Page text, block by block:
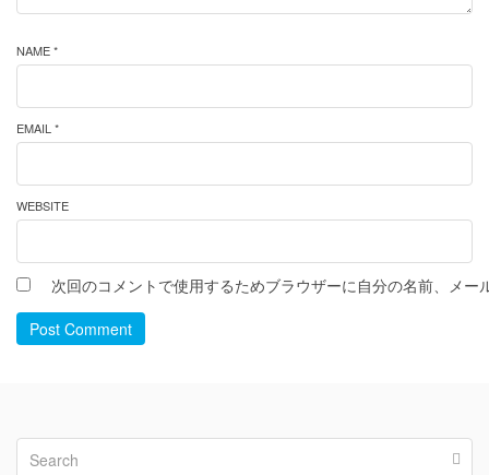
NAME *
EMAIL *
WEBSITE
次回のコメントで使用するためブラウザーに自分の名前、メー
Post Comment